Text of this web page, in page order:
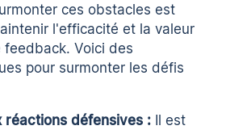
ces obstacles est
l'efficacité et la valeur
Voici des
pour surmonter les défis
réactions défensives : Il est